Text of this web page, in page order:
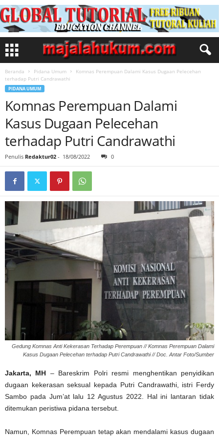
Beranda Pidana Umum
Komnas Perempuan Dalami Kasus Dugaan Pelecehan
terhadap Putri Candrawathi
PIDANA UMUM
Komnas Perempuan Dalami
Kasus Dugaan Pelecehan
terhadap Putri Candrawathi
Penulis Redaktur02 - 18/08/2022 0
Gedung Komnas Anti Kekerasan Terhadap Perempuan // Komnas Perempuan Dalami
Kasus Dugaan Pelecehan terhadap Putri Candrawathi // Doc. Antar Foto/Sumber
Jakarta, MH – Bareskrim Polri resmi menghentikan penyidikan
dugaan kekerasan seksual kepada Putri Candrawathi, istri Ferdy
Sambo pada Jum’at lalu 12 Agustus 2022. Hal ini lantaran tidak
ditemukan peristiwa pidana tersebut.
Namun, Komnas Perempuan tetap akan mendalami kasus dugaan